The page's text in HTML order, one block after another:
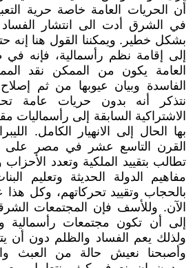
أن الحريات العامة خاصة حرية
في الشرق أدت الى انتشار الفساد
بشكل خطير. ويمكننا القول هنا إنه
إلى إقامة نظم رأسمالية، فإنه
العامة يكون من الممكن نقد
الفاسدة وبيان عيوبها من ثم
نتذكر أنه بدون حريات عامة
الاشتراكية السابقة إلى رأسماليات
بها الحال إلى الانهيار الكامل.
القرن التاسع عشر في مصر على
تطالب بتقييد الملكية وتعدد الأحزاب
مفاهيم الدولة الحديثة وتعليم
بالحجاب وتقييد تحركاتهم، وكل
الآن. وللأسف فإن المجتمعات
إلى أن تكون مجتمعات رأسمالية
ولذلك يعم الفساد والظلم دون أن
وأصبحنا نعيش حالة من العبث